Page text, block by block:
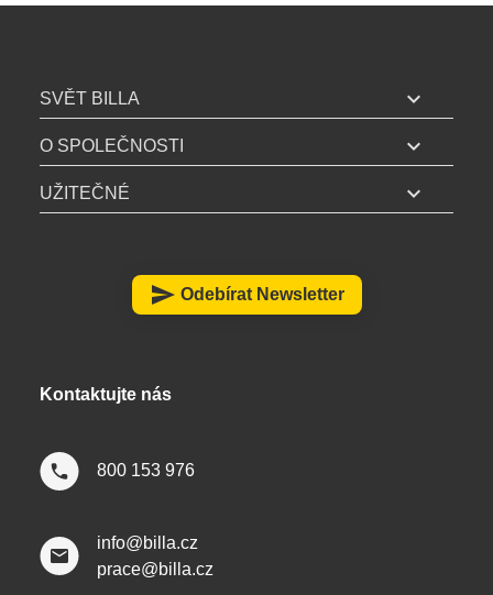
SVĚT BILLA expand_more
O SPOLEČNOSTI expand_more
UŽITEČNÉ expand_more
send Odebírat Newsletter
Kontaktujte nás
800 153 976
info@billa.cz
prace@billa.cz